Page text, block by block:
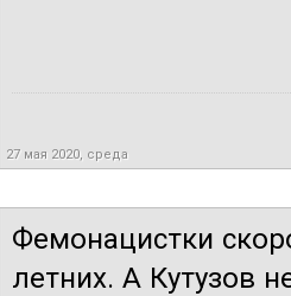
27 мая 2020, среда
Фемонацистки
летних. А Кутузов